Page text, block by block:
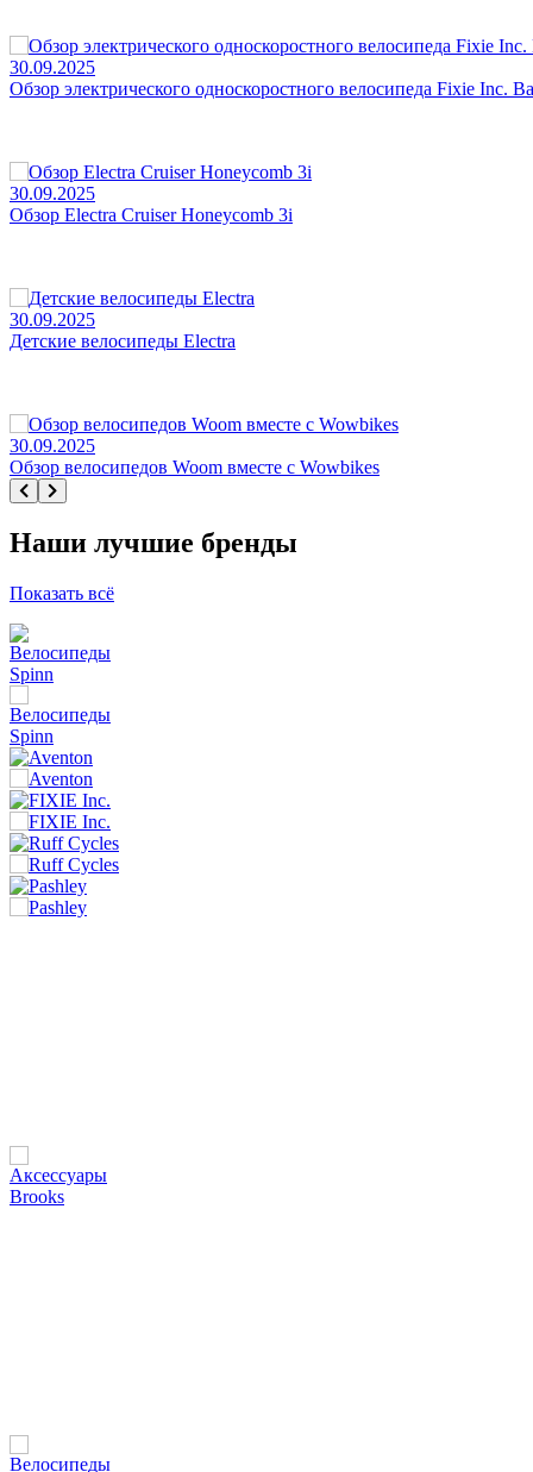
30.09.2025
Обзор электрического односкоростного велосипеда Fixie Inc.
30.09.2025
Обзор Electra Cruiser Honeycomb 3i
30.09.2025
Детские велосипеды Electra
30.09.2025
Обзор велосипедов Woom вместе с Wowbikes
Наши лучшие бренды
Показать всё